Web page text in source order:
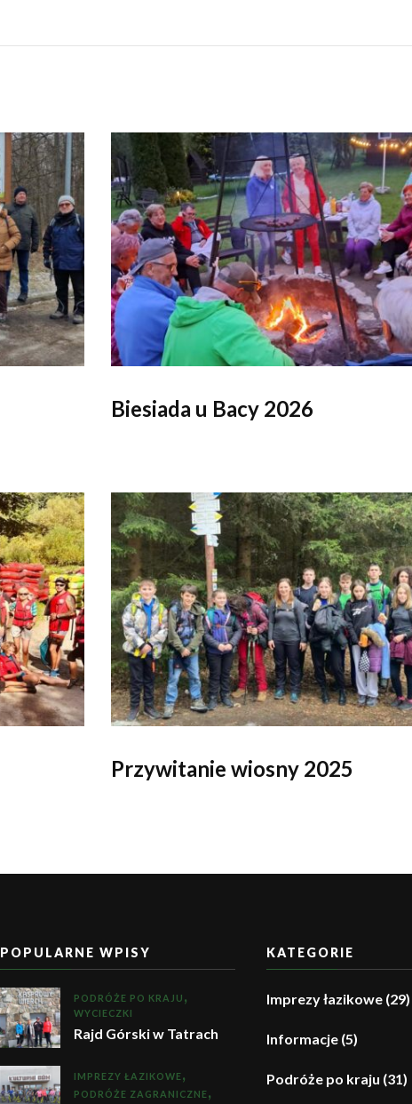
Biesiada u Bacy 2026
Przywitanie wiosny 2025
POPULARNE WPISY
PODRÓŻE PO KRAJU
WYCIECZKI
Rajd Górski w Tatrach
IMPREZY ŁAZIKOWE
PODRÓŻE ZAGRANICZNE
KATEGORIE
Imprezy łazikowe (29)
Informacje (5)
Podróże po kraju (31)